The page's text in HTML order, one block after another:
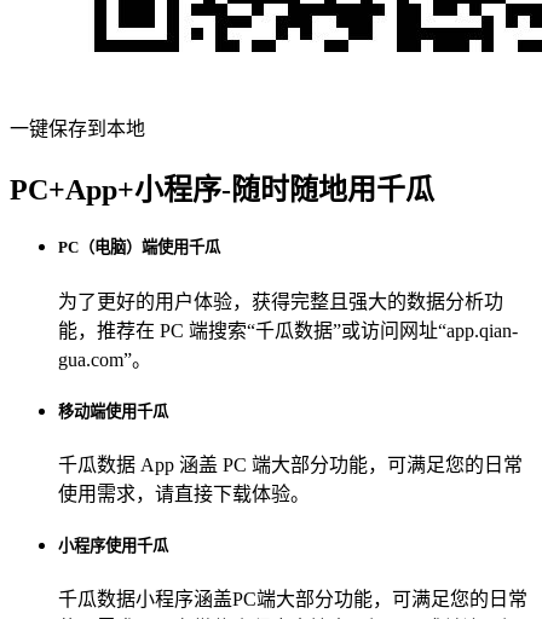
一键保存到本地
PC+App+小程序-随时随地用千瓜
PC（电脑）端使用千瓜
为了更好的用户体验，获得完整且强大的数据分析功
能，推荐在 PC 端搜索“千瓜数据”或访问网址“app.qian-
gua.com”。
移动端使用千瓜
千瓜数据 App 涵盖 PC 端大部分功能，可满足您的日常
使用需求，请直接下载体验。
小程序使用千瓜
千瓜数据小程序涵盖PC端大部分功能，可满足您的日常